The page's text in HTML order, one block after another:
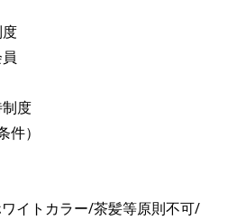
度
）
イトカラー/茶髪等原則不可/